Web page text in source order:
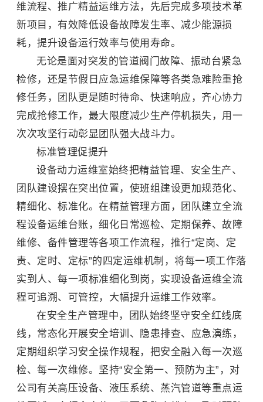
维流程、推广精益运维方法，先后完成多项技术革
新项目，有效降低设备故障发生率、减少能源损
耗，提升设备运行效率与使用寿命。
无论是面对突发的管道阀门故障、振动台紧急
检修，还是节假日应急运维保障等各类急难险重抢
修任务，团队更是随时待命、快速响应，齐心协力
完成抢修工作，最大限度减少生产停机损失，用一
次次攻坚行动彰显团队强大战斗力。
标准管理促提升
设备动力运维室始终把精益管理、安全生产、
团队建设摆在突出位置，使班组建设更加规范化、
精细化、标准化。在精益管理方面，团队建立全流
程设备运维台账，细化日常巡检、定期保养、故障
维修、备件管理等各项工作流程，推行“定岗、定
责、定时、定标”的四定运维机制，将每一项工作落
实到人、每一项标准细化到岗，实现设备运维全流
程可追溯、可管控，大幅提升运维工作效率。
在安全生产管理中，团队始终坚守安全红线底
线，常态化开展安全培训、隐患排查、应急演练，
定期组织学习安全操作规程，把安全融入每一次巡
检、每一次维修。坚持“安全第一、预防为主”，对
公司有关高压设备、液压系统、蒸汽管道等重点运